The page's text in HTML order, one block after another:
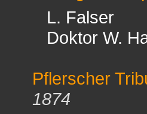
L. Falser
Doktor W.
Pflerscher
1874